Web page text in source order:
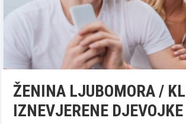
ŽENINA LJUBOMORA /
IZNEVJERENE DJEVOJKE